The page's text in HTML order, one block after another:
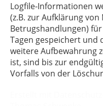
Logfile-Informationen
(z.B. zur Aufklärung
Betrugshandlungen)
Tagen gespeichert und
weitere Aufbewahrung
ist, sind bis zur
Vorfalls von der